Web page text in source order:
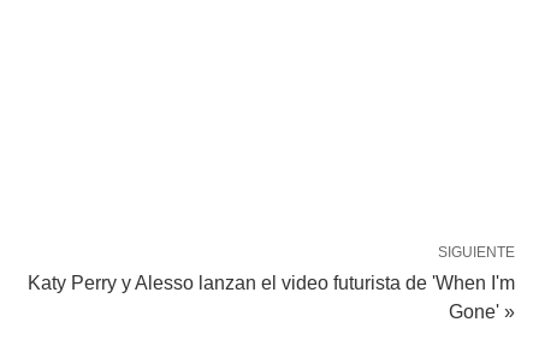
SIGUIENTE
Katy Perry y Alesso lanzan el video futurista de 'When I'm
Gone' »